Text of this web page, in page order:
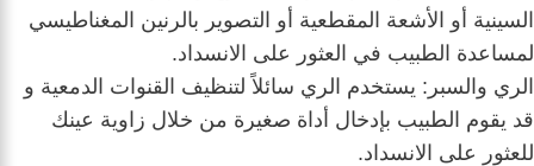
السينية أو الأشعة المقطعية أو التصوير بالرنين المغناطيسي
لمساعدة الطبيب في العثور على الانسداد.
الري والسبر: يستخدم الري سائلاً لتنظيف القنوات الدمعية و
قد يقوم الطبيب بإدخال أداة صغيرة من خلال زاوية عينك
للعثور على الانسداد.